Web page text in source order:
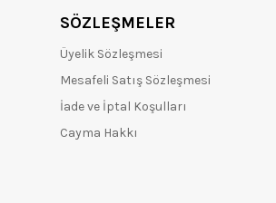
SÖZLEŞMELER
Üyelik Sözleşmesi
Mesafeli Satış Sözleşmesi
İade ve İptal Koşulları
Cayma Hakkı